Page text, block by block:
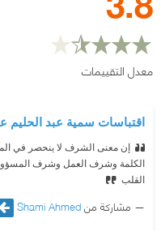
معدل التقييمات
اقتباسات سمية عبد الحليم
إن معنى الشرف لا ينحصر في
الكلمة وشرف العمل وشرف
القلب
مشاركة منShami Ahmed